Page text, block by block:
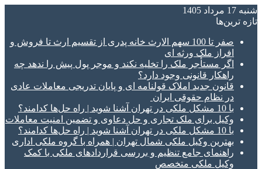
شنبه 17 مرداد 1405
تازه‌ ترین‌ها
صفر تا 100 سهم الارث خانه پدری از تقسیم ارث تا فروش و
افراز ملک ورثه ای
اگر مستأجر ملک را تخلیه نکند و موجر پول پیش را ندهد چه
راهکار قانونی وجود دارد؟
قانون جدید املاک قولنامه ای و پایان تدریجی معاملات عادی
در نظام حقوقی ایران
با 10 مشکل ملکی در تهران آشنا شوید | راه حل‌ها کدامند؟
وکیل برای ملک تجاری و حل دعاوی و تضمین امنیت معاملات
با 10 مشکل ملکی در تهران آشنا شوید | راه حل‌ها کدامند؟
بهترین وکیل ملکی شمال تهران | همراه با گروه ملکی اداری
راهنمای جامع تنظیم و بررسی قراردادهای ملکی با کمک
وکیل ملکی متخصص